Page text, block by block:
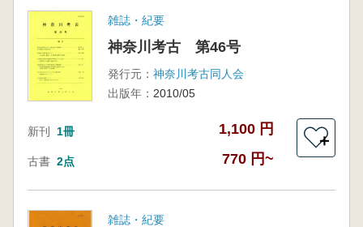
雑誌・紀要
神奈川考古 第46号
発行元： 神奈川考古同人会
出版年： 2010/05
新刊 1冊 1,100 円
古書 2点 770 円~
＋
雑誌・紀要